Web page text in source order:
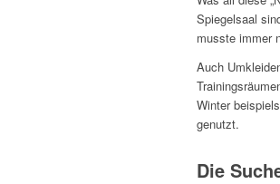
Spiegelsaal
musste immer
Auch
Winter
genutzt.
Die